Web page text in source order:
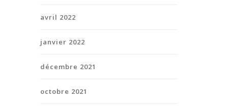
avril 2022
janvier 2022
décembre 2021
octobre 2021